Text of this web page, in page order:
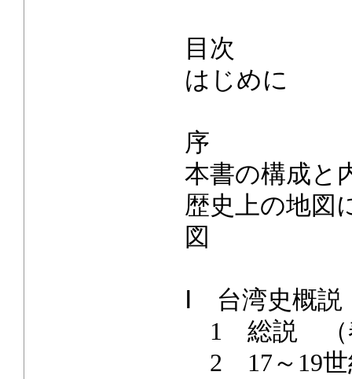
目次
はじめに
序
本書の構成と
歴史上の地図
図
Ⅰ 台湾史概説
1 総説 （
2 17～19世